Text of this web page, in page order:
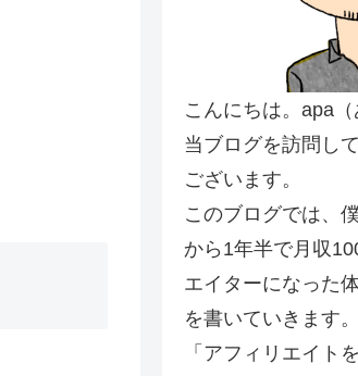
こんにちは。apa（
当ブログを訪問し
ございます。
このブログでは、
から1年半で月収
エイターになった
を書いていきます。
「アフィリエイト